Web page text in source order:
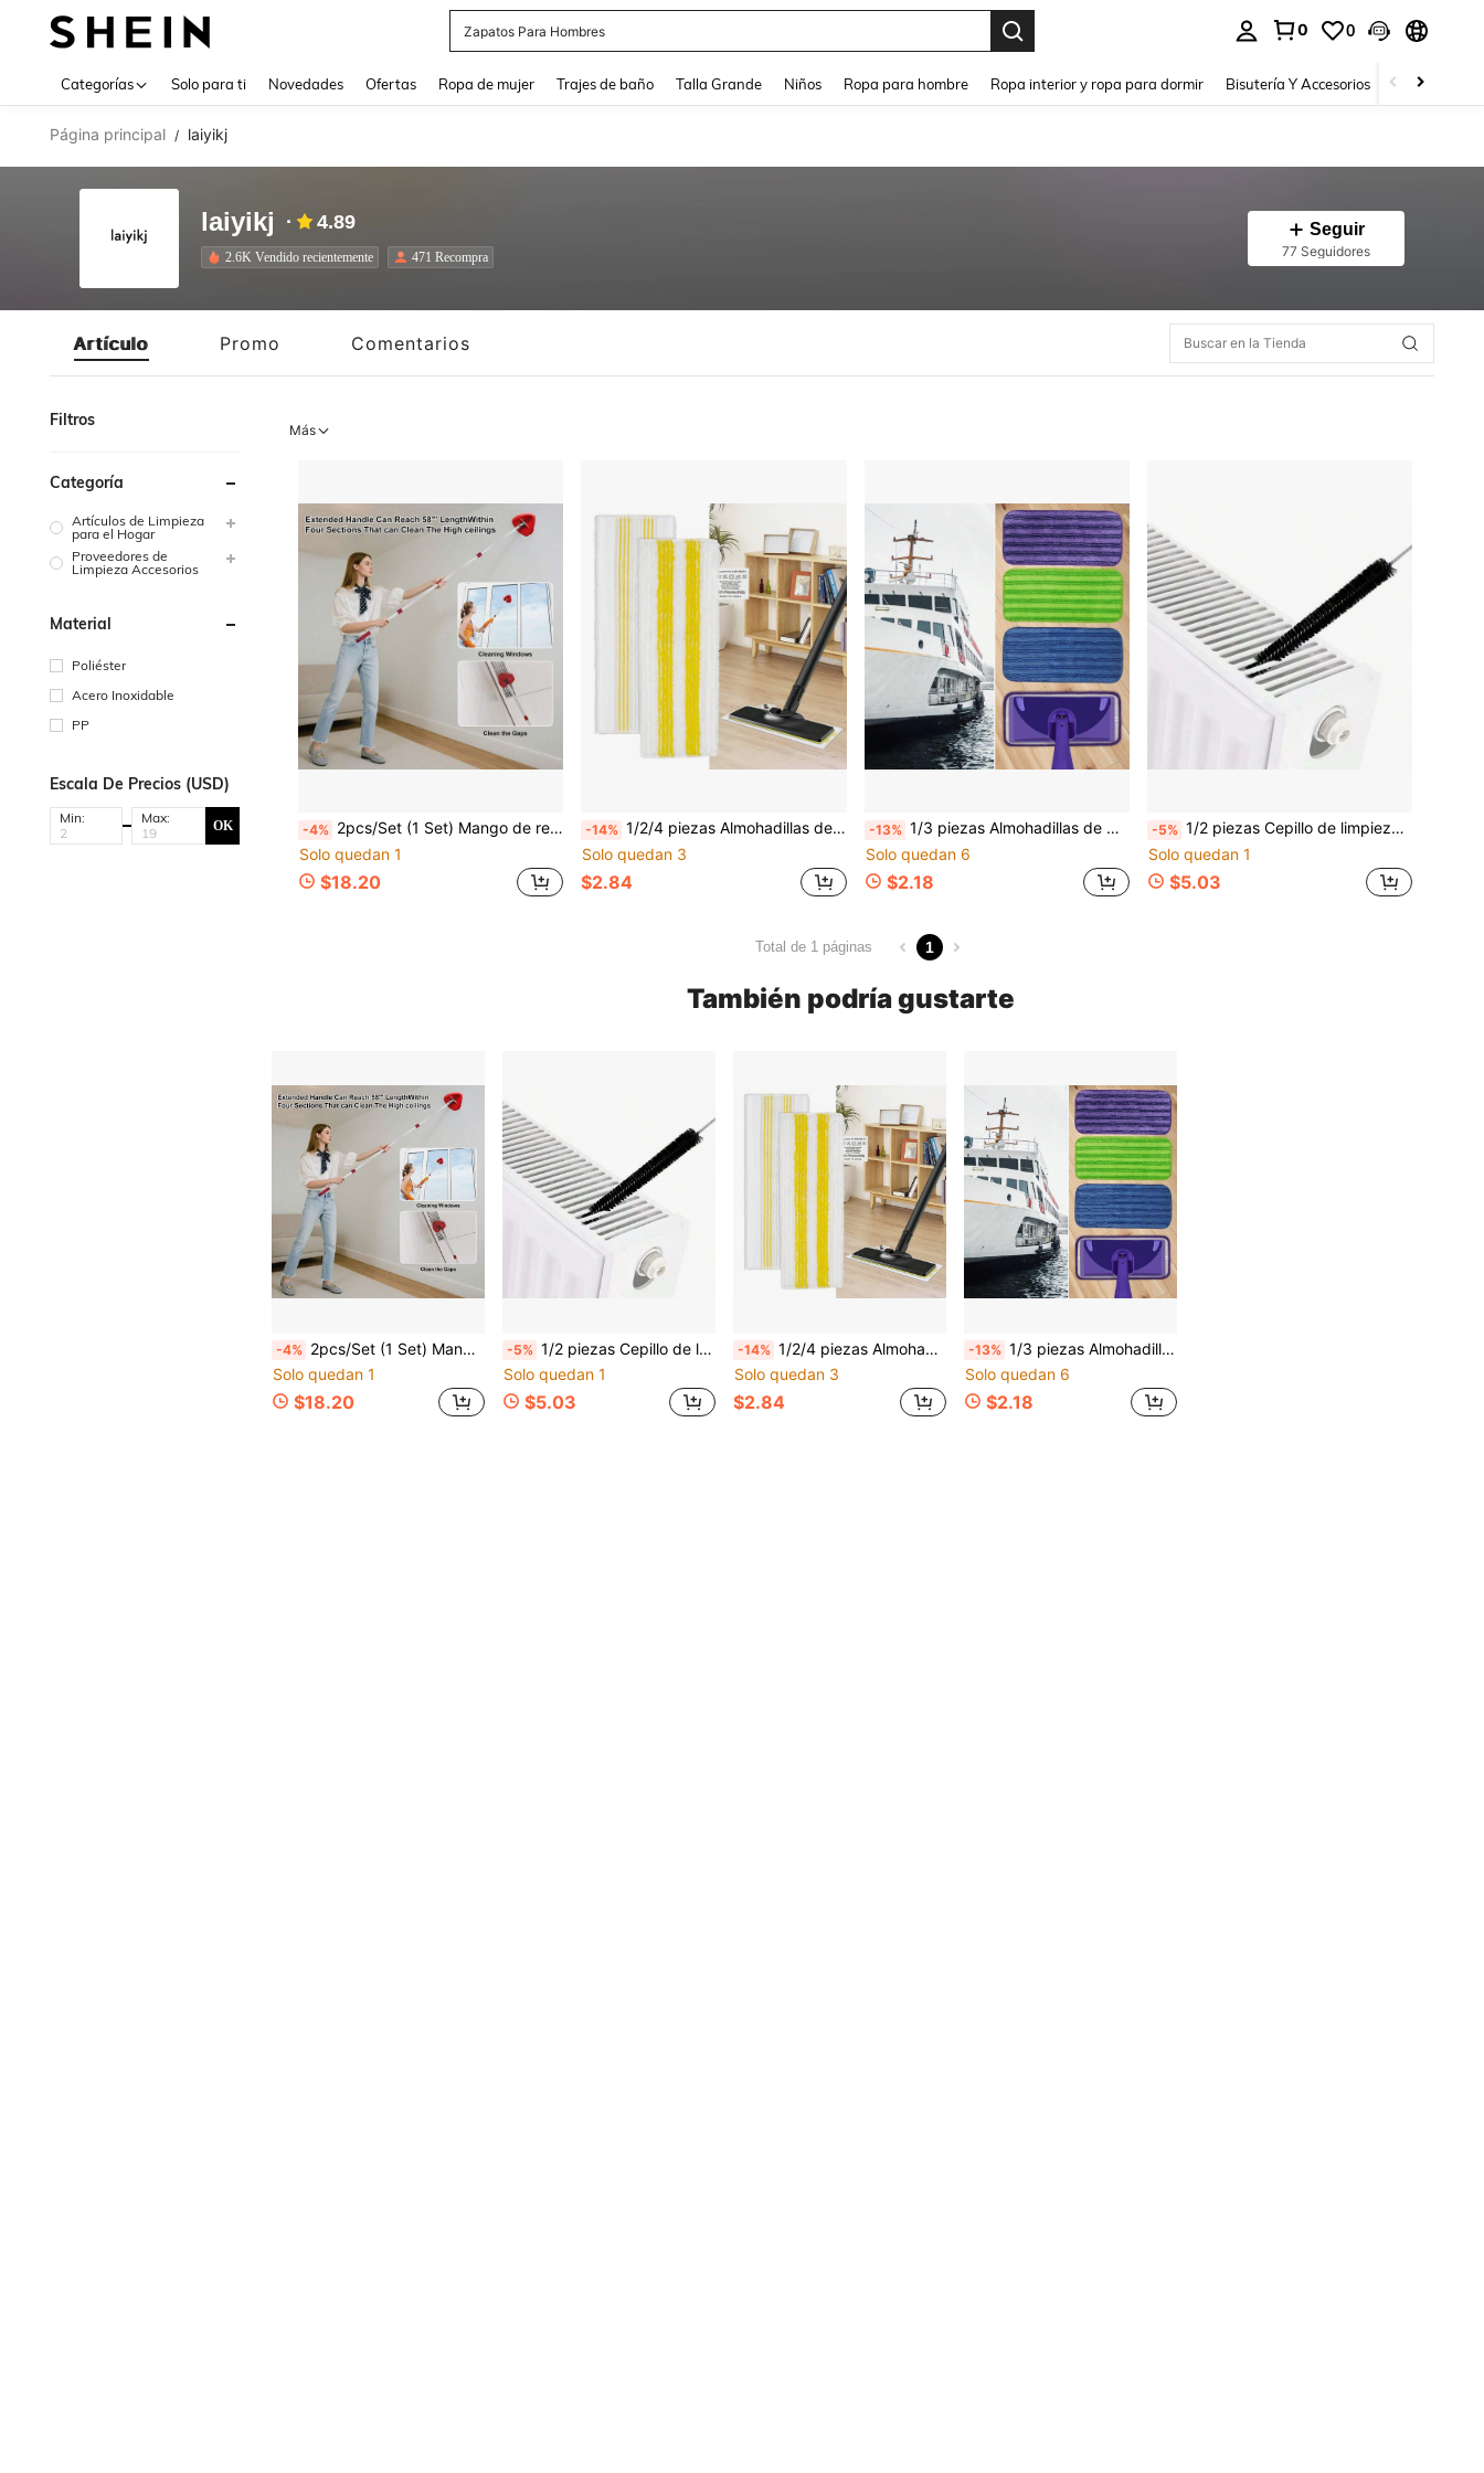
Zapatos Para Hombres
0 0
Categorías Solo para ti Novedades Ofertas Ropa de mujer Trajes de baño Talla Grande Niños Ropa para hombre Ropa interior y ropa para dormir Bisutería Y Accesorios Zapatos
Página principal / laiyikj
laiyikj 4.89
2.6K Vendido recientemente 471 Recompra
Seguir
77 Seguidores
Artículo Promo Comentarios
Filtros
Categoría
Artículos de Limpieza
para el Hogar
Proveedores de
Limpieza Accesorios
Material
Poliéster
Acero Inoxidable
PP
Escala De Precios (USD)
Min: Max: OK
Más
-4% 2pcs/Set (1 Set) Mango de repuesto para fregona + Base triangular, Adecuado para el sistema O-Cedar EasyWring de 1 tanque, Mango de fregona telescópico de acero inoxidable, Fácil de instalar, Accesorio de limpieza del hogar duradero
Solo quedan 1
$18.20
-14% 1/2/4 piezas Almohadillas de repuesto de microfibra para fregona plana, compatibles con fregonas de vapor SC1 SC2 SC3 SC4 SC5, fundas de tela de fregona lavables para limpieza húmeda & seca
Solo quedan 3
$2.84
-13% 1/3 piezas Almohadillas de mopa de microfibra reutilizables, aptas para WetJet, paños de limpieza de suelos húmedos/secos lavables a máquina, adecuados para sala de estar, dormitorio, balcón, juego de repuesto
Solo quedan 6
$2.18
-5% 1/2 piezas Cepillo de limpieza para unidad exterior de aire acondicionado y lavadora, elimina eficazmente el polvo y la suciedad, mejora la eficiencia de limpieza, flexible y plegable, diseño de mango largo ergonómico
Solo quedan 1
$5.03
Total de 1 páginas 1
También podría gustarte
-4% 2pcs/Set (1 Set) Mango de repuesto para fregona + Base triangular, Adecuado para el sistema O-Cedar EasyWring de 1 tanque, Mango de fregona telescópico de acero inoxidable, Fácil de instalar, Accesorio de limpieza del hogar duradero
Solo quedan 1
$18.20
-5% 1/2 piezas Cepillo de limpieza para unidad exterior de aire acondicionado y lavadora, elimina eficazmente el polvo y la suciedad, mejora la eficiencia de limpieza, flexible y plegable, diseño de mango largo ergonómico
Solo quedan 1
$5.03
-14% 1/2/4 piezas Almohadillas de repuesto de microfibra para fregona plana, compatibles con fregonas de vapor SC1 SC2 SC3 SC4 SC5, fundas de tela de fregona lavables para limpieza húmeda & seca
Solo quedan 3
$2.84
-13% 1/3 piezas Almohadillas de mopa de microfibra reutilizables, aptas para WetJet, paños de limpieza de suelos húmedos/secos lavables a máquina, adecuados para sala de estar, dormitorio, balcón, juego de repuesto
Solo quedan 6
$2.18